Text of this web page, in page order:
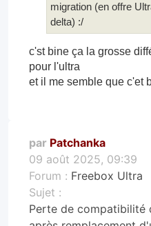
migration (en offre
delta) :/
c'st bine ça la grosse
pour l'ultra
et il me semble que c'et
par Patchanka
09 août 2025, 09:39
Forum : Freebox Ultra
Sujet :
Perte de compatibilité